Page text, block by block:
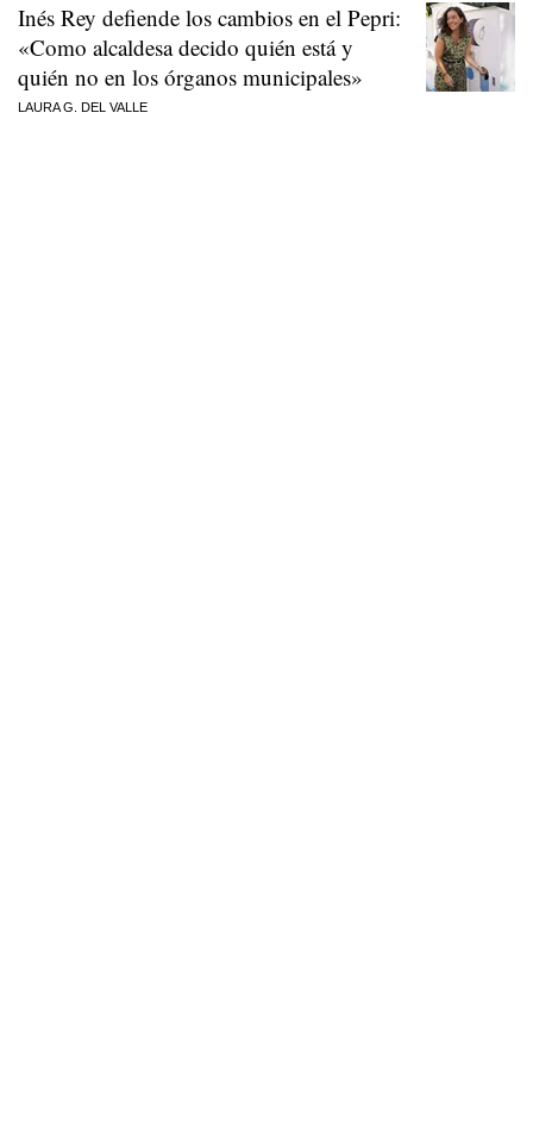
Inés Rey defiende los cambios en el Pepri:
«Como alcaldesa decido quién está y
quién no en los órganos municipales»
LAURA G. DEL VALLE